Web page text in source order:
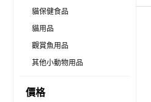
貓保健食品
貓用品
觀賞魚用品
其他小動物用品
價格